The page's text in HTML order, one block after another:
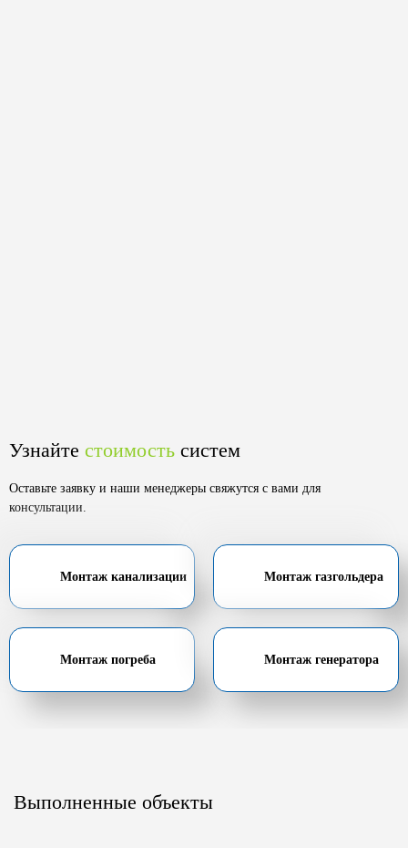
Узнайте стоимость систем
Оставьте заявку и наши менеджеры свяжутся с вами для
консультации.
Монтаж канализации Монтаж газгольдера
Монтаж погреба Монтаж генератора
Выполненные объекты